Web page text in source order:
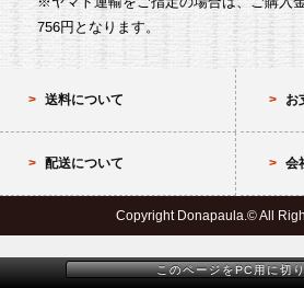
756円となります。
送料について お
配送について 会
Copyright Donapaula.© All
このページをPC用に切